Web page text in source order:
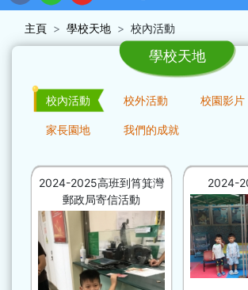
主頁 學校天地 校內活動
學校天地
校內活動 校外活動 校園影片
家長園地 我們的成就
2024-2025高班到筲箕灣
郵政局寄信活動
2024-